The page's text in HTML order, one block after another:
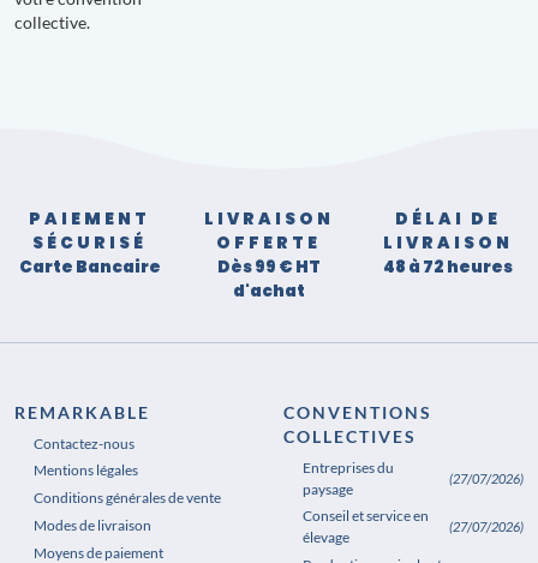
collective.
PAIEMENT
SÉCURISÉ
Carte Bancaire
LIVRAISON
OFFERTE
Dès 99 € HT
d'achat
DÉLAI DE
LIVRAISON
48 à 72 heures
REMARKABLE
Contactez-nous
Mentions légales
Conditions générales de vente
Modes de livraison
Moyens de paiement
CONVENTIONS
COLLECTIVES
Entreprises du
paysage
(27/07/2026)
Conseil et service en
élevage
(27/07/2026)